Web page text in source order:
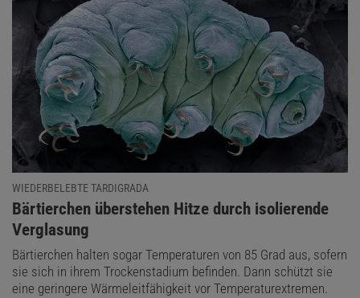
WIEDERBELEBTE TARDIGRADA
:
Bärtierchen überstehen Hitze durch isolierende
Verglasung
Bärtierchen halten sogar Temperaturen von 85 Grad aus, sofern
sie sich in ihrem Trockenstadium befinden. Dann schützt sie
eine geringere Wärmeleitfähigkeit vor Temperaturextremen.